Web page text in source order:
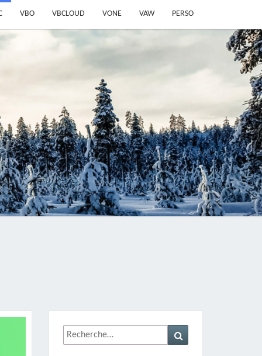
VBO VBCLOUD VONE VAW PERSO
Rechercher :